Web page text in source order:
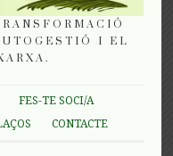
I EL
FES-TE SOCI/A
CONTACTE